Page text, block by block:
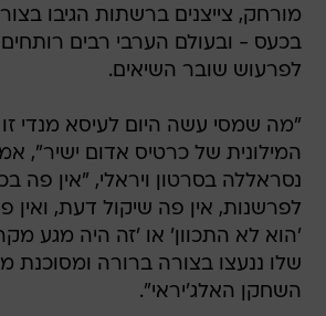
מורחק, צייצנים ברשתות הגיבו
בכעס - ובעולם הערבי רבים
לפרעוש שובר השיאים.
"מה שמסי עשה היום לעיסא מנדי
המילונית של כרטיס אדום ישיר",
נסראללה בסרטון ויראלי, "אין פה
לפרשנות, אין פה שיקול דעת, ואין
'הוא לא התכוון' או 'זה היה מגע
שלו ננעצו בצורה ברורה ומסוכנת
השחקן האלג'יראי".